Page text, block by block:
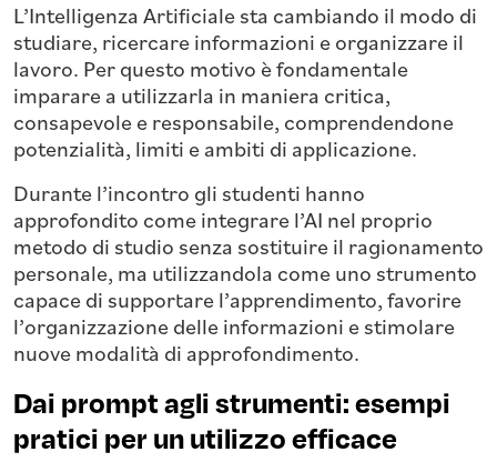
L’Intelligenza Artificiale sta cambiando il modo di
studiare, ricercare informazioni e organizzare il
lavoro. Per questo motivo è fondamentale
imparare a utilizzarla in maniera critica,
consapevole e responsabile, comprendendone
potenzialità, limiti e ambiti di applicazione.
Durante l’incontro gli studenti hanno
approfondito come integrare l’AI nel proprio
metodo di studio senza sostituire il ragionamento
personale, ma utilizzandola come uno strumento
capace di supportare l’apprendimento, favorire
l’organizzazione delle informazioni e stimolare
nuove modalità di approfondimento.
Dai prompt agli strumenti: esempi
pratici per un utilizzo efficace